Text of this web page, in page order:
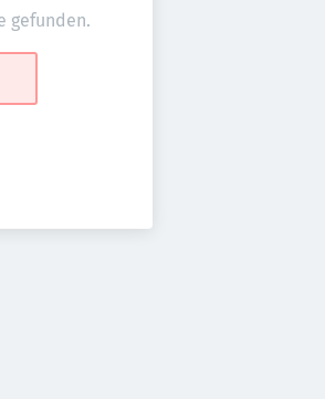
gefunden.